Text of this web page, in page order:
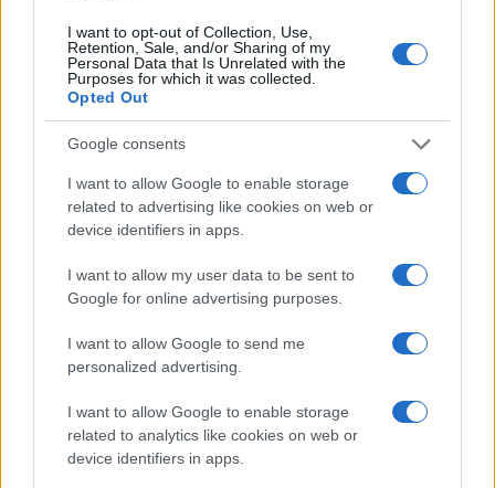
I want to opt-out of Collection, Use,
Retention, Sale, and/or Sharing of my
Personal Data that Is Unrelated with the
Purposes for which it was collected.
Opted Out
Google consents
I want to allow Google to enable storage
related to advertising like cookies on web or
device identifiers in apps.
I want to allow my user data to be sent to
Google for online advertising purposes.
I want to allow Google to send me
personalized advertising.
I want to allow Google to enable storage
related to analytics like cookies on web or
device identifiers in apps.
fatto gli auguri a Teheran per l’anniversario
della rivolta del ’79che portò l’oppressione degli
ayatollah al potere. Un atteggiamento oltre ogni
immaginazione, che suona come uno scherno
dinnanzi a quello che succede per le strade delle
città iraniane.
un’organismo ormai eccessivamente pilotato
dal blocco arabo-islamico, che protegge e
vezzeggia i regimi autoritari. Le elezioni
avvengono spesso senza competizione, rendendo
l’istituzione un club esclusivo dove la democrazia
è solo una facciata. È dunque necessario o
svuotare del tutto quest’organizzazione del suo